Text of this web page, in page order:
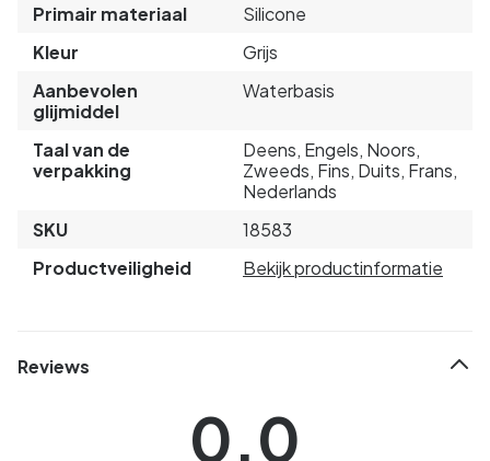
Primair materiaal
Silicone
Kleur
Grijs
Aanbevolen
glijmiddel
Waterbasis
Taal van de
verpakking
Deens, Engels, Noors,
Zweeds, Fins, Duits, Frans,
Nederlands
SKU
18583
Productveiligheid
Bekijk productinformatie
Reviews
0.0